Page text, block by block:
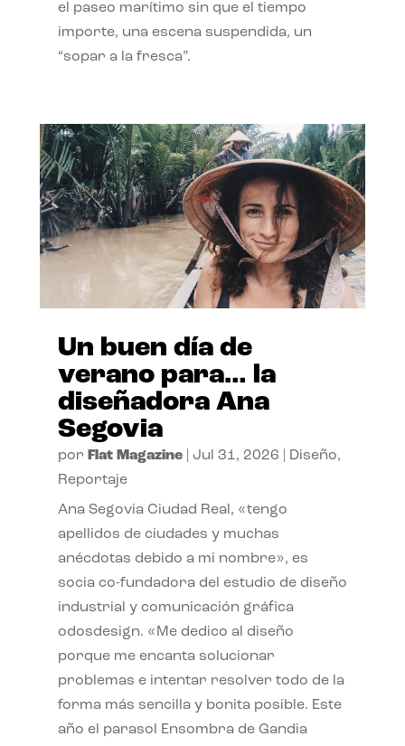
el paseo marítimo sin que el tiempo
importe, una escena suspendida, un
“sopar a la fresca”.
Un buen día de
verano para… la
diseñadora Ana
Segovia
por Flat Magazine| Jul 31, 2026 Diseño,
Reportaje
Ana Segovia Ciudad Real, «tengo
apellidos de ciudades y muchas
anécdotas debido a mi nombre», es
socia co-fundadora del estudio de diseño
industrial y comunicación gráfica
odosdesign. «Me dedico al diseño
porque me encanta solucionar
problemas e intentar resolver todo de la
forma más sencilla y bonita posible. Este
año el parasol Ensombra de Gandia